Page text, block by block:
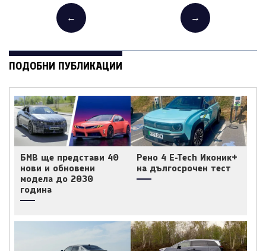
← →
ПОДОБНИ ПУБЛИКАЦИИ
БМВ ще представи 40
нови и обновени
модела до 2030
година
Рено 4 E-Tech Иконик+
на дългосрочен тест